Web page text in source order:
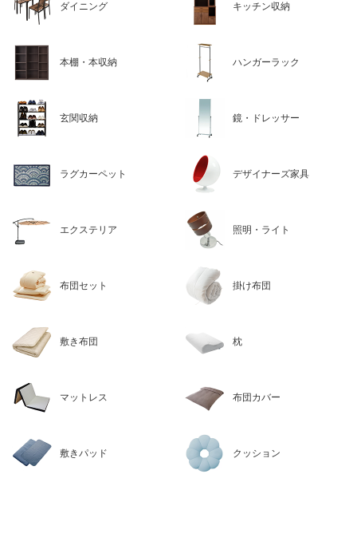
ダイニング キッチン収納
本棚・本収納 ハンガーラック
玄関収納 鏡・ドレッサー
ラグカーペット デザイナーズ家具
エクステリア 照明・ライト
布団セット 掛け布団
敷き布団 枕
マットレス 布団カバー
敷きパッド クッション